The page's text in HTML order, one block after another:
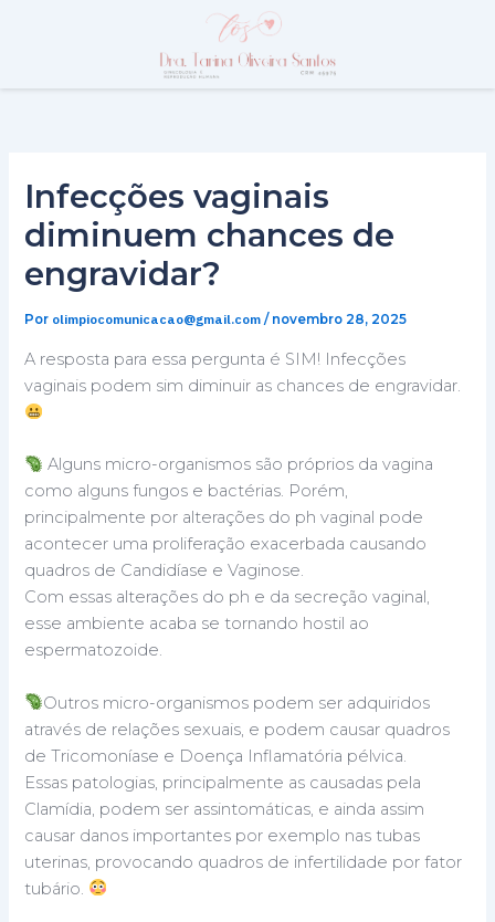
Infecções vaginais
diminuem chances de
engravidar?
Por olimpiocomunicacao@gmail.com/ novembro 28, 2025
A resposta para essa pergunta é SIM! Infecções
vaginais podem sim diminuir as chances de engravidar.
Alguns micro-organismos são próprios da vagina
como alguns fungos e bactérias. Porém,
principalmente por alterações do ph vaginal pode
acontecer uma proliferação exacerbada causando
quadros de Candidíase e Vaginose.
Com essas alterações do ph e da secreção vaginal,
esse ambiente acaba se tornando hostil ao
espermatozoide.
Outros micro-organismos podem ser adquiridos
através de relações sexuais, e podem causar quadros
de Tricomoníase e Doença Inflamatória pélvica.
Essas patologias, principalmente as causadas pela
Clamídia, podem ser assintomáticas, e ainda assim
causar danos importantes por exemplo nas tubas
uterinas, provocando quadros de infertilidade por fator
tubário.